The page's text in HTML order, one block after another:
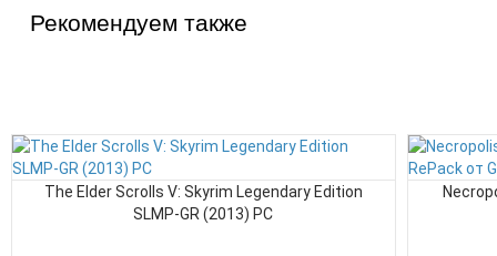
Рекомендуем также
The Elder Scrolls V: Skyrim Legendary Edition
SLMP-GR (2013) PC